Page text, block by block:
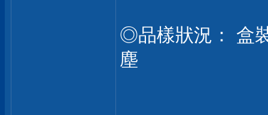
◎品樣狀況： 盒
塵